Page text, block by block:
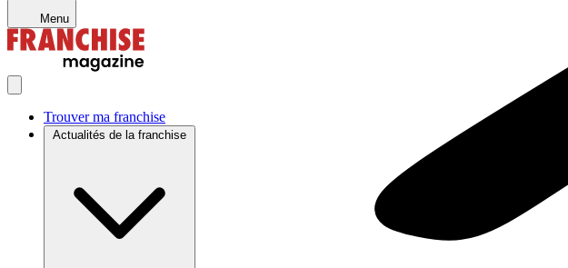
Menu
Trouver ma franchise
Actualités de la franchise